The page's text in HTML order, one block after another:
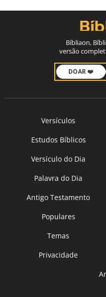
Bíbliaon,
versão
DOAR ❤️
Versículos
Estudos Bíblicos
Versículo do Dia
Palavra do Dia
Antigo Testamento
Populares
Temas
Privacidade